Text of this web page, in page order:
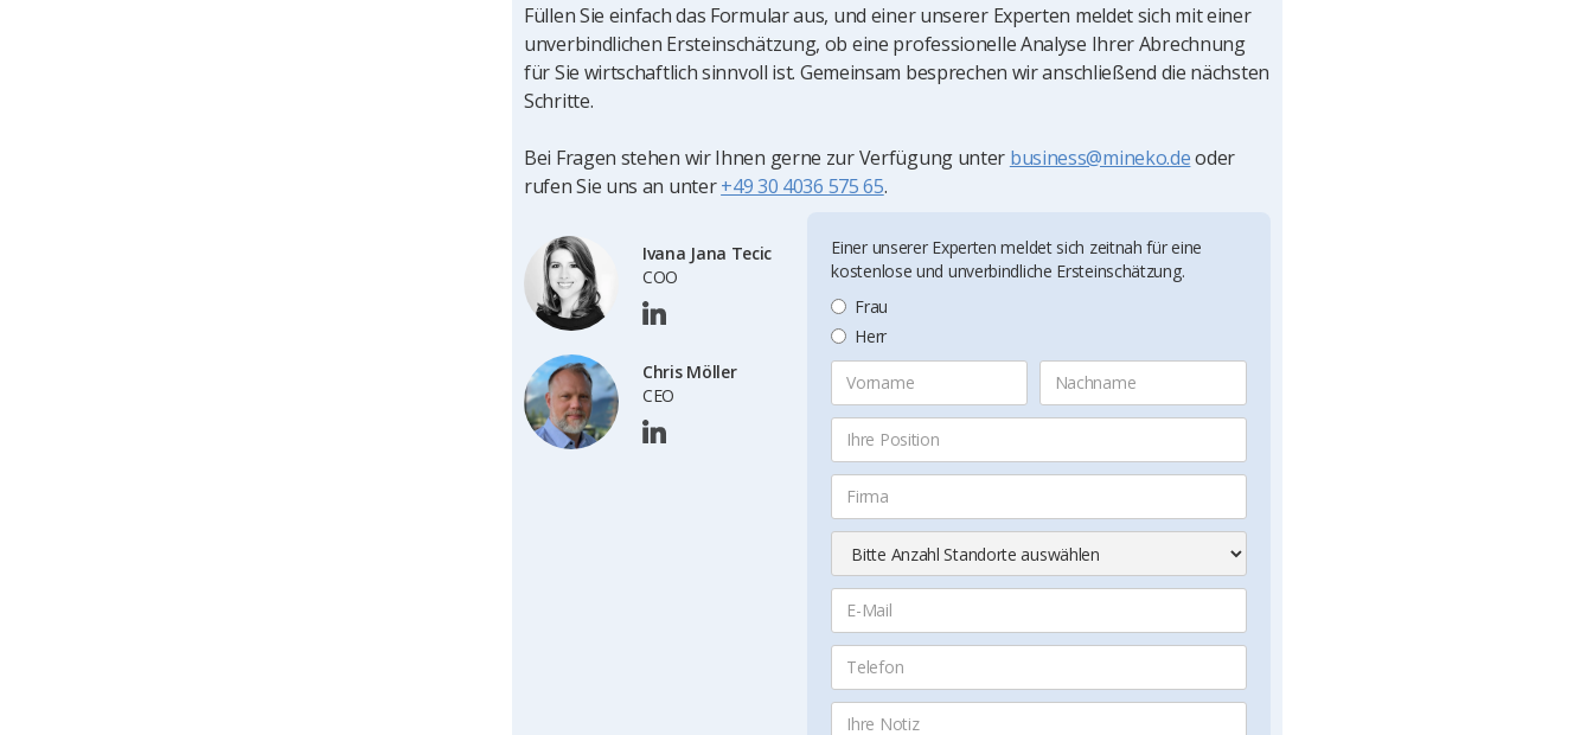
Füllen Sie einfach das Formular aus, und einer unserer Experten meldet sich mit einer
unverbindlichen Ersteinschätzung, ob eine professionelle Analyse Ihrer Abrechnung
für Sie wirtschaftlich sinnvoll ist. Gemeinsam besprechen wir anschließend die nächsten
Schritte.
Bei Fragen stehen wir Ihnen gerne zur Verfügung unter business@mineko.deoder
rufen Sie uns an unter+49 30 4036 575 65.
Ivana Jana Tecic
COO
Chris Möller
CEO
Einer unserer Experten meldet sich zeitnah für eine
kostenlose und unverbindliche Ersteinschätzung.
Frau
Herr